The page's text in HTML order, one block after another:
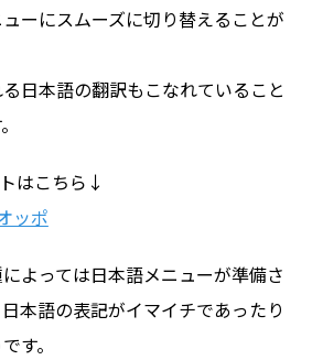
ーにスムーズに切り替えることが
日本語の翻訳もこなれていること
はこちら↓
ッポ
よっては日本語メニューが準備さ
本語の表記がイマイチであったり
す。